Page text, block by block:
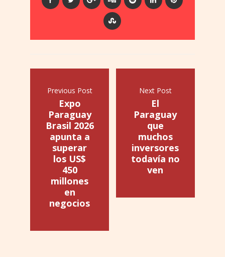
Previous Post
Expo
Paraguay
Brasil 2026
apunta a
superar
los US$
450
millones
en
negocios
Next Post
El
Paraguay
que
muchos
inversores
todavía no
ven